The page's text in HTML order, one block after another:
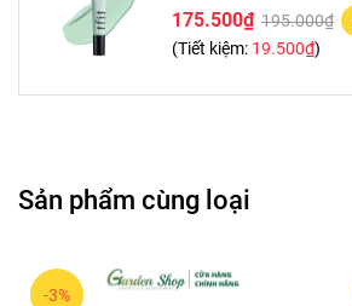
175.500₫ 195.000₫
(Tiết kiệm: 19.500₫)
Sản phẩm cùng loại
-3%